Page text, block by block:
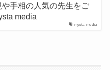
mysta media
手相の人気の先生をご
media